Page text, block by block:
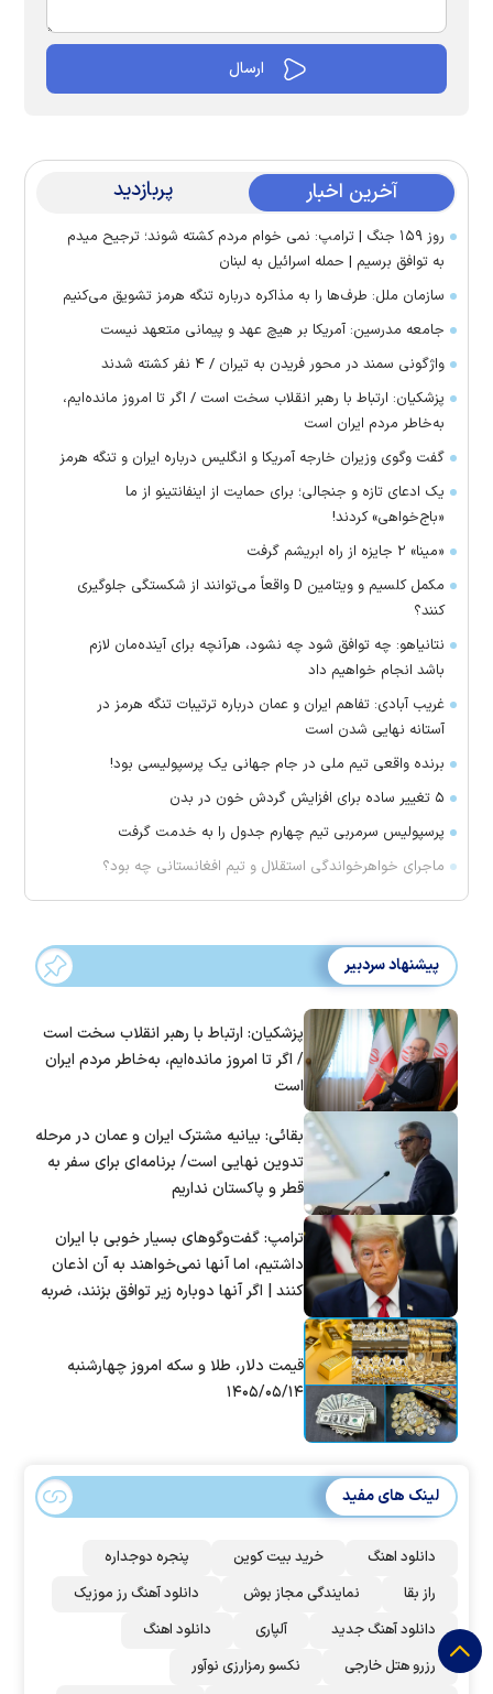
آخرین اخبار پربازدید
روز ۱۵۹ جنگ | ترامپ: نمی خوام مردم کشته شوند؛ ترجیح میدم
به توافق برسیم | حمله اسرائیل به لبنان
سازمان ملل: طرف‌ها را به مذاکره درباره تنگه هرمز تشویق می‌کنیم
جامعه مدرسین: آمریکا بر هیچ عهد و پیمانی متعهد نیست
واژگونی سمند در محور فریدن به تیران / ۴ نفر کشته شدند
پزشکیان: ارتباط با رهبر انقلاب سخت است / اگر تا امروز مانده‌ایم،
به‌خاطر مردم ایران است
گفت وگوی وزیران خارجه آمریکا و انگلیس درباره ایران و تنگه هرمز
یک ادعای تازه و جنجالی؛ برای حمایت از اینفانتینو از ما
«باج‌خواهی» کردند!
«مینا» ۲ جایزه از راه ابریشم گرفت
مکمل کلسیم و ویتامین D واقعاً می‌توانند از شکستگی جلوگیری
کنند؟
نتانیاهو: چه توافق شود چه نشود، هرآنچه برای آینده‌مان لازم
باشد انجام خواهیم داد
غریب آبادی: تفاهم ایران و عمان درباره ترتیبات تنگه هرمز در
آستانه نهایی شدن است
برنده واقعی تیم ملی در جام جهانی یک پرسپولیسی بود!
۵ تغییر ساده برای افزایش گردش خون در بدن
پرسپولیس سرمربی تیم چهارم جدول را به خدمت گرفت
ماجرای خواهرخواندگی استقلال و تیم افغانستانی چه بود؟
پیشنهاد سردبیر
پزشکیان: ارتباط با رهبر انقلاب سخت است
/ اگر تا امروز مانده‌ایم، به‌خاطر مردم ایران
است
بقائی: بیانیه مشترک ایران و عمان در مرحله
تدوین نهایی است/ برنامه‌ای برای سفر به
قطر و پاکستان نداریم
ترامپ: گفت‌و‌گو‌های بسیار خوبی با ایران
داشتیم، اما آنها نمی‌خواهند به آن اذعان
کنند | اگر آنها دوباره زیر توافق بزنند، ضربه
قیمت دلار، طلا و سکه امروز چهارشنبه
۱۴۰۵/۰۵/۱۴
لینک های مفید
دانلود اهنگ خرید بیت کوین
پنجره دوجداره
راز بقا
نمایندگی مجاز بوش
دانلود آهنگ رز‌ موزیک
دانلود آهنگ جدید
آلپاری
دانلود اهنگ
رزرو هتل خارجی
نکسو رمزارزی نوآور